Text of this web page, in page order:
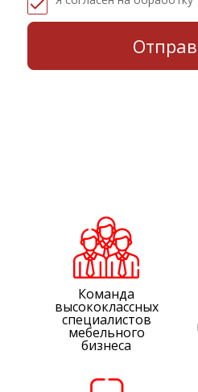
Команда
высококлассных
специалистов
мебельного
бизнеса